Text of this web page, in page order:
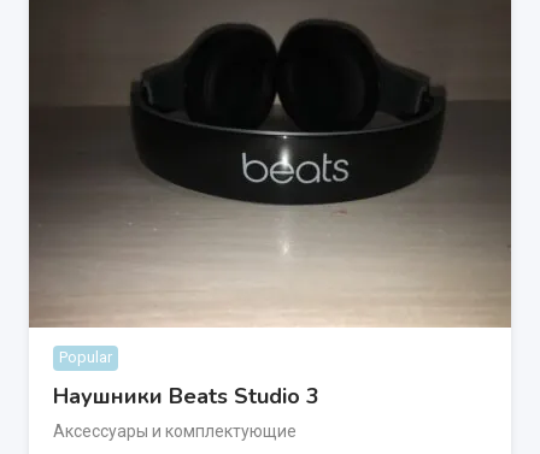
Popular
Наушники Beats Studio 3
Аксессуары и комплектующие